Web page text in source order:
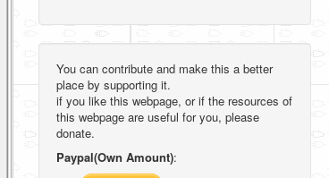
You can contribute and make this a better
place by supporting it.
if you like this webpage, or if the resources of
this webpage are useful for you, please
donate.
Paypal(Own Amount):